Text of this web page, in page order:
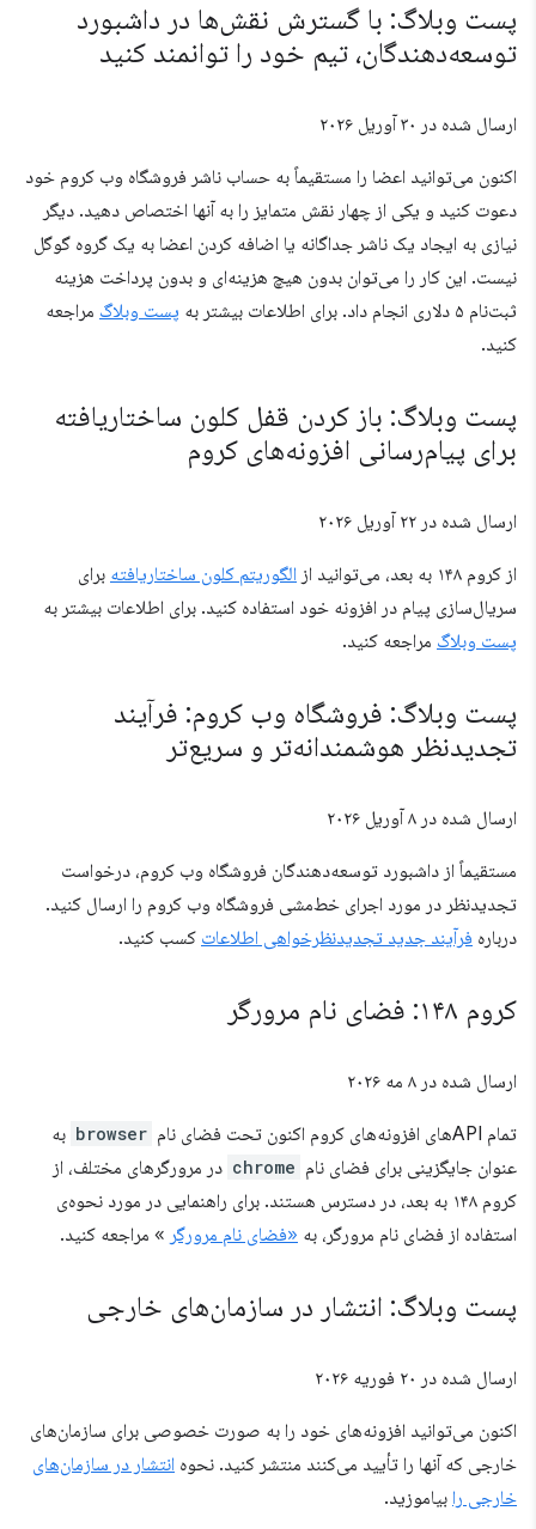
پست وبلاگ: با گسترش نقش‌ها در داشبورد
توسعه‌دهندگان، تیم خود را توانمند کنید
ارسال شده در۳۰ آوریل ۲۰۲۶
اکنون می‌توانید اعضا را مستقیماً به حساب ناشر فروشگاه وب کروم خود
دعوت کنید و یکی از چهار نقش متمایز را به آنها اختصاص دهید. دیگر
نیازی به ایجاد یک ناشر جداگانه یا اضافه کردن اعضا به یک گروه گوگل
نیست. این کار را می‌توان بدون هیچ هزینه‌ای و بدون پرداخت هزینه
ثبت‌نام ۵ دلاری انجام داد. برای اطلاعات بیشتر به
پست وبلاگمراجعه
کنید.
پست وبلاگ: باز کردن قفل کلون ساختاریافته
برای پیام‌رسانی افزونه‌های کروم
ارسال شده در۲۲ آوریل ۲۰۲۶
از کروم ۱۴۸ به بعد، می‌توانید از الگوریتم کلون ساختاریافتهبرای
سریال‌سازی پیام در افزونه خود استفاده کنید. برای اطلاعات بیشتر به
پست وبلاگمراجعه کنید.
پست وبلاگ: فروشگاه وب کروم: فرآیند
تجدیدنظر هوشمندانه‌تر و سریع‌تر
ارسال شده در۸ آوریل ۲۰۲۶
مستقیماً از داشبورد توسعه‌دهندگان فروشگاه وب کروم، درخواست
تجدیدنظر در مورد اجرای خط‌مشی فروشگاه وب کروم را ارسال کنید.
درباره فرآیند جدید تجدیدنظرخواهی اطلاعاتکسب کنید.
کروم ۱۴۸: فضای نام مرورگر
ارسال شده در۸ مه ۲۰۲۶
تمام APIهای افزونه‌های کروم اکنون تحت فضای نام browser
به
عنوان جایگزینی برای فضای نام chrome
در مرورگرهای مختلف، از
کروم ۱۴۸ به بعد، در دسترس هستند. برای راهنمایی در مورد نحوه‌ی
استفاده از فضای نام مرورگر، به «فضای نام مرورگر» مراجعه کنید.
پست وبلاگ: انتشار در سازمان‌های خارجی
ارسال شده در۲۰ فوریه ۲۰۲۶
اکنون می‌توانید افزونه‌های خود را به صورت خصوصی برای سازمان‌های
خارجی که آنها را تأیید می‌کنند منتشر کنید. نحوه انتشار در سازمان‌های
خارجی را بیاموزید.